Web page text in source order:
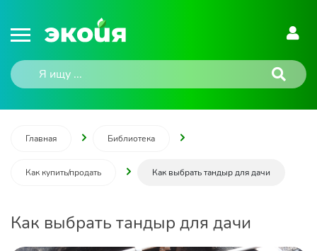
Главная Библиотека
Как купить/продать Как выбрать тандыр для дачи
Как выбрать тандыр для дачи